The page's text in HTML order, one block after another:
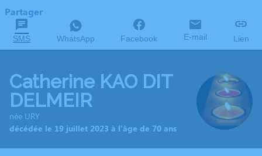
Partager
SMS WhatsApp Facebook E-mail Lien
Catherine KAO DIT
DELMEIR
née URY
décédée le 19 juillet 2023 à l'âge de 70 ans